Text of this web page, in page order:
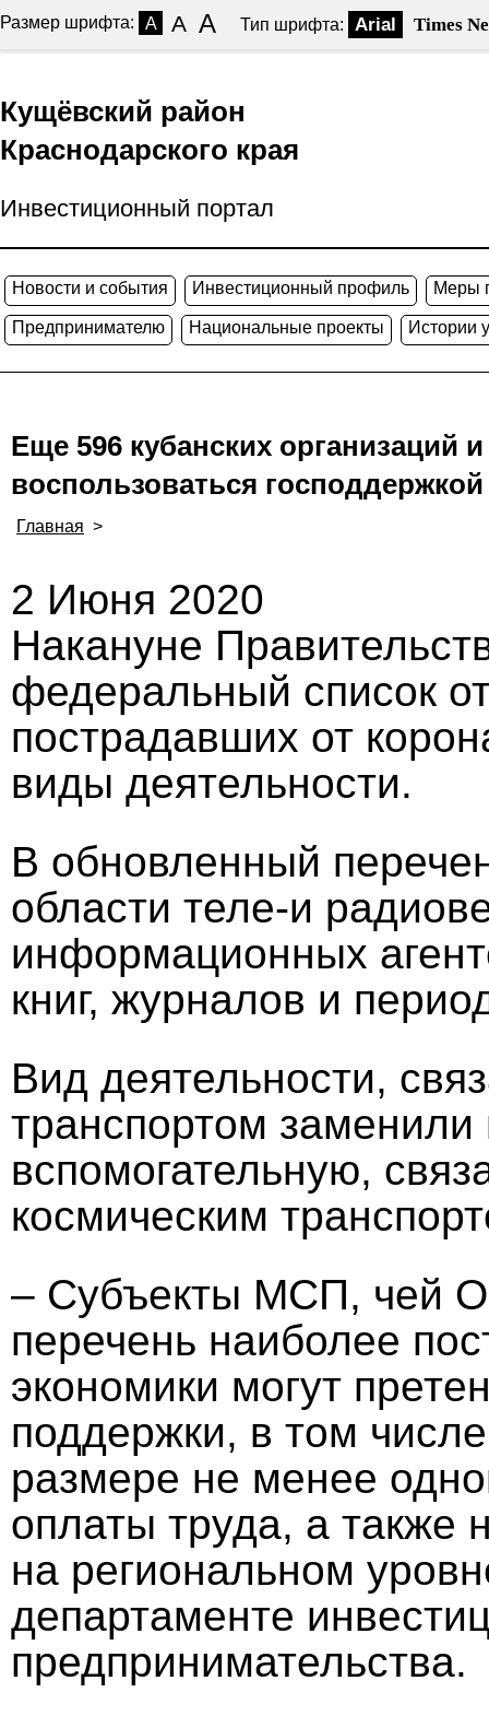
Размер шрифта: A A A Тип шрифта: Arial Times
Кущёвский район
Краснодарского края
Инвестиционный портал
Новости и события Инвестиционный профиль Меры
Предпринимателю Национальные проекты Истории
Еще 596 кубанских организаций
воспользоваться
Главная >
2 Июня 2020
Накануне
федеральный список
пострадавших от
виды деятельности.
В обновленный
области теле-и
информационных
книг, журналов и
Вид деятельности,
транспортом заменили
вспомогательную,
космическим
– Субъекты МСП, чей
перечень наиболее
экономики могут
поддержки, в том
размере не менее
оплаты труда, а также
на региональном
департаменте
предпринимательства.